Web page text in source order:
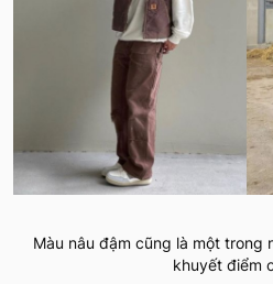
Màu nâu đậm cũng là một trong
khuyết điểm